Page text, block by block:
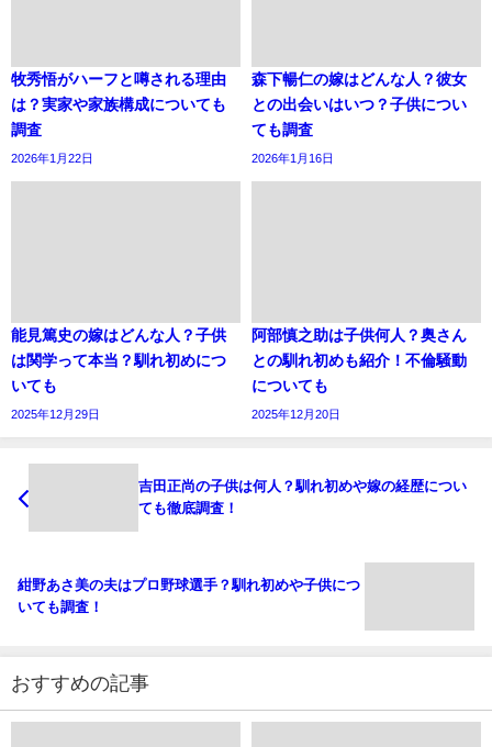
牧秀悟がハーフと噂される理由
は？実家や家族構成についても
調査
2026年1月22日
森下暢仁の嫁はどんな人？彼女
との出会いはいつ？子供につい
ても調査
2026年1月16日
能見篤史の嫁はどんな人？子供
は関学って本当？馴れ初めにつ
いても
2025年12月29日
阿部慎之助は子供何人？奥さん
との馴れ初めも紹介！不倫騒動
についても
2025年12月20日
吉田正尚の子供は何人？馴れ初めや嫁の経歴につい
ても徹底調査！
紺野あさ美の夫はプロ野球選手？馴れ初めや子供につ
いても調査！
おすすめの記事